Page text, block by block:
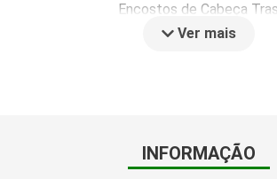
Encostos de Cabeça
Bancos em Tecido
ISOFIX
Ver mais
INFORMAÇÃO